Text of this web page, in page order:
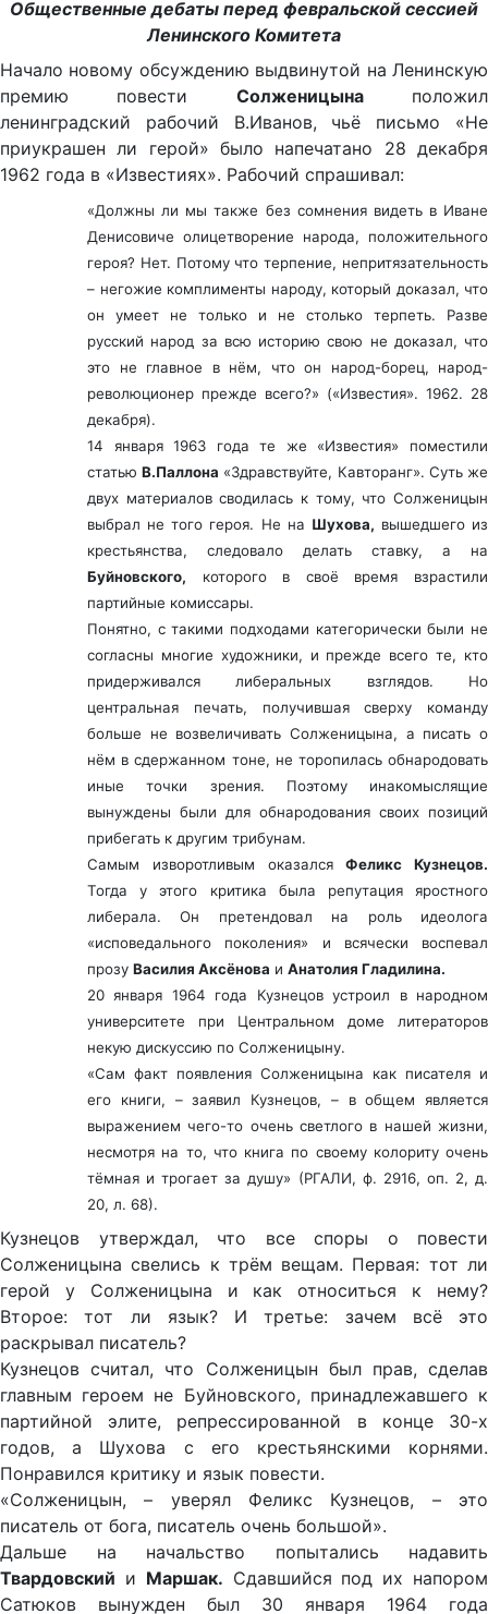
Общественные дебаты перед февральской сессией
Ленинского Комитета
Начало новому обсуждению выдвинутой на Ленинскую
премию повести Солженицынаположил
ленинградский рабочий В.Иванов, чьё письмо «Не
приукрашен ли герой» было напечатано 28 декабря
1962 года в «Известиях». Рабочий спрашивал:
«Должны ли мы также без сомнения видеть в Иване
Денисовиче олицетворение народа, положительного
героя? Нет. Потому что терпение, непритязательность
– негожие комплименты народу, который доказал, что
он умеет не только и не столько терпеть. Разве
русский народ за всю историю свою не доказал, что
это не главное в нём, что он народ-борец, народ-
революционер прежде всего?» («Известия». 1962. 28
декабря).
14 января 1963 года те же «Известия» поместили
статьюВ.Паллона «Здравствуйте, Кавторанг». Суть же
двух материалов сводилась к тому, что Солженицын
выбрал не того героя. Не на Шухова, вышедшего из
крестьянства, следовало делать ставку, а на
Буйновского, которого в своё время взрастили
партийные комиссары.
Понятно, с такими подходами категорически были не
согласны многие художники, и прежде всего те, кто
придерживался либеральных взглядов. Но
центральная печать, получившая сверху команду
больше не возвеличивать Солженицына, а писать о
нём в сдержанном тоне, не торопилась обнародовать
иные точки зрения. Поэтому инакомыслящие
вынуждены были для обнародования своих позиций
прибегать к другим трибунам.
Самым изворотливым оказалсяФеликс Кузнецов.
Тогда у этого критика была репутация яростного
либерала. Он претендовал на роль идеолога
«исповедального поколения» и всячески воспевал
прозу Василия Аксёнова и Анатолия Гладилина.
20 января 1964 года Кузнецов устроил в народном
университете при Центральном доме литераторов
некую дискуссию по Солженицыну.
«Сам факт появления Солженицына как писателя и
его книги, – заявил Кузнецов, – в общем является
выражением чего-то очень светлого в нашей жизни,
несмотря на то, что книга по своему колориту очень
тёмная и трогает за душу» (РГАЛИ, ф. 2916, оп. 2, д.
20, л. 68).
Кузнецов утверждал, что все споры о повести
Солженицына свелись к трём вещам. Первая: тот ли
герой у Солженицына и как относиться к нему?
Второе: тот ли язык? И третье: зачем всё это
раскрывал писатель?
Кузнецов считал, что Солженицын был прав, сделав
главным героем не Буйновского, принадлежавшего к
партийной элите, репрессированной в конце 30-х
годов, а Шухова с его крестьянскими корнями.
Понравился критику и язык повести.
«Солженицын, – уверял Феликс Кузнецов, – это
писатель от бога, писатель очень большой».
Дальше на начальство попытались надавить
Твардовский и Маршак. Сдавшийся под их напором
Сатюков вынужден был 30 января 1964 года